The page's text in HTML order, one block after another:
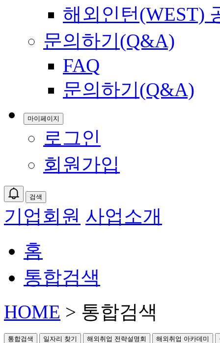
해외인턴(WEST)
문의하기(Q&A)
FAQ
문의하기(Q&A)
마이페이지
로그인
회원가입
검색
기업회원 사업소개
홈
통합검색
HOME > 통합검색
통합검색 일자리 찾기 해외취업 전략설명회 해외취업 아카데미